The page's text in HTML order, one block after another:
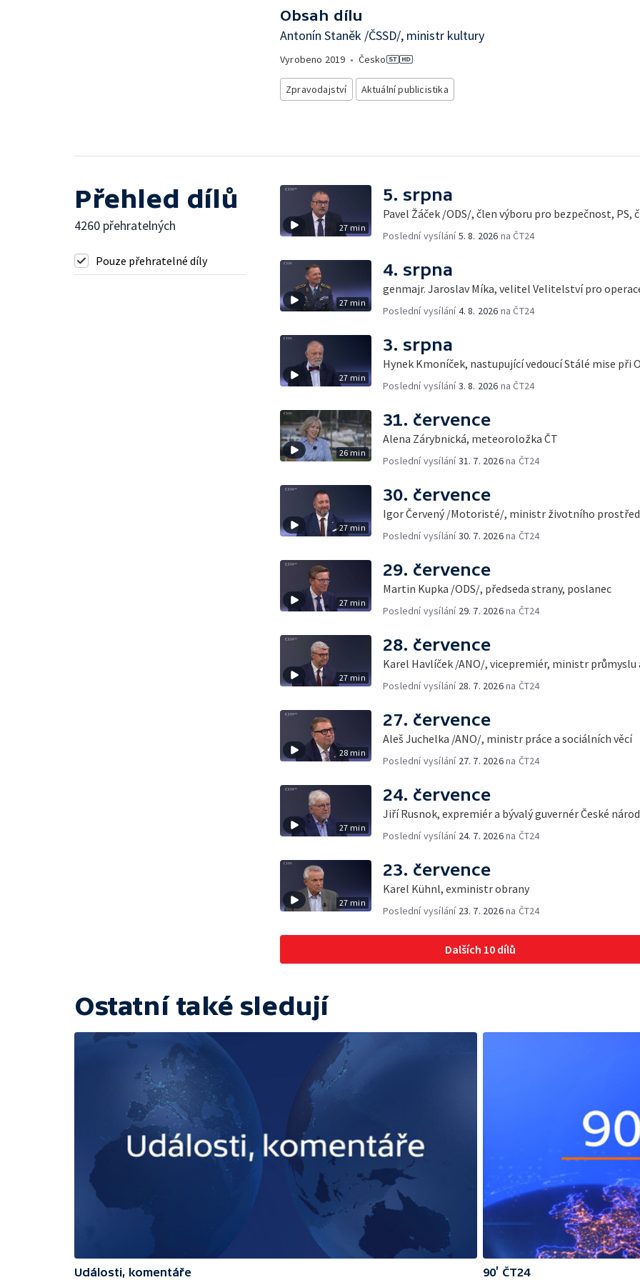
Obsah dílu
Antonín Staněk /ČSSD/, ministr kultury
Vyrobeno 2019 • Česko
Zpravodajství Aktuální publicistika
Přehled dílů
4260 přehratelných
Pouze přehratelné díly
27 min
5. srpna
Pavel Žáček /ODS/, člen výboru pro bezpečnost, PS,
Poslední vysílání5. 8. 2026 na ČT24
27 min
4. srpna
genmajr. Jaroslav Míka, velitel Velitelství pro
Poslední vysílání4. 8. 2026 na ČT24
27 min
3. srpna
Hynek Kmoníček, nastupující vedoucí Stálé mise při
Poslední vysílání3. 8. 2026 na ČT24
26 min
31. července
Alena Zárybnická, meteoroložka ČT
Poslední vysílání31. 7. 2026na ČT24
27 min
30. července
Igor Červený /Motoristé/, ministr životního
Poslední vysílání30. 7. 2026na ČT24
27 min
29. července
Martin Kupka /ODS/, předseda strany, poslanec
Poslední vysílání 29. 7. 2026na ČT24
27 min
28. července
Karel Havlíček /ANO/, vicepremiér, ministr průmyslu
Poslední vysílání 28. 7. 2026na ČT24
28 min
27. července
Aleš Juchelka /ANO/, ministr práce a sociálních věcí
Poslední vysílání 27. 7. 2026na ČT24
27 min
24. července
Jiří Rusnok, expremiér a bývalý guvernér České
Poslední vysílání 24. 7. 2026na ČT24
27 min
23. července
Karel Kühnl, exministr obrany
Poslední vysílání 23. 7. 2026na ČT24
Dalších 10 dílů
Ostatní také sledují
Události, komentáře 90’ ČT24